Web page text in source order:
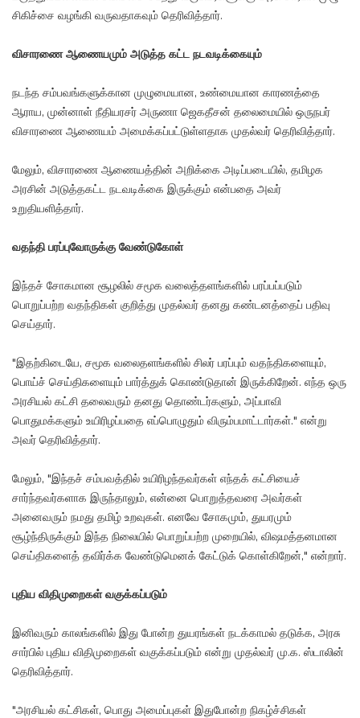
சிகிச்சை வழங்கி வருவதாகவும் தெரிவித்தார்.
விசாரணை ஆணையமும் அடுத்த கட்ட நடவடிக்கையும்
நடந்த சம்பவங்களுக்கான முழுமையான, உண்மையான காரணத்தை
ஆராய, முன்னாள் நீதியரசர் அருணா ஜெகதீசன் தலைமையில் ஒருநபர்
விசாரணை ஆணையம் அமைக்கப்பட்டுள்ளதாக முதல்வர் தெரிவித்தார்.
மேலும், விசாரணை ஆணையத்தின் அறிக்கை அடிப்படையில், தமிழக
அரசின் அடுத்தகட்ட நடவடிக்கை இருக்கும் என்பதை அவர்
உறுதியளித்தார்.
வதந்தி பரப்புவோருக்கு வேண்டுகோள்
இந்தச் சோகமான சூழலில் சமூக வலைத்தளங்களில் பரப்பப்படும்
பொறுப்பற்ற வதந்திகள் குறித்து முதல்வர் தனது கண்டனத்தைப் பதிவு
செய்தார்.
"இதற்கிடையே, சமூக வலைதளங்களில் சிலர் பரப்பும் வதந்திகளையும்,
பொய்ச் செய்திகளையும் பார்த்துக் கொண்டுதான் இருக்கிறேன். எந்த ஒரு
அரசியல் கட்சி தலைவரும் தனது தொண்டர்களும், அப்பாவி
பொதுமக்களும் உயிரிழப்பதை எப்பொழுதும் விரும்பமாட்டார்கள்." என்று
அவர் தெரிவித்தார்.
மேலும், "இந்தச் சம்பவத்தில் உயிரிழந்தவர்கள் எந்தக் கட்சியைச்
சார்ந்தவர்களாக இருந்தாலும், என்னை பொறுத்தவரை அவர்கள்
அனைவரும் நமது தமிழ் உறவுகள். எனவே சோகமும், துயரமும்
சூழ்ந்திருக்கும் இந்த நிலையில் பொறுப்பற்ற முறையில், விஷமத்தனமான
செய்திகளைத் தவிர்க்க வேண்டுமெனக் கேட்டுக் கொள்கிறேன்," என்றார்.
புதிய விதிமுறைகள் வகுக்கப்படும்
இனிவரும் காலங்களில் இது போன்ற துயரங்கள் நடக்காமல் தடுக்க, அரசு
சார்பில் புதிய விதிமுறைகள் வகுக்கப்படும் என்று முதல்வர் மு.க. ஸ்டாலின்
தெரிவித்தார்.
"அரசியல் கட்சிகள், பொது அமைப்புகள் இதுபோன்ற நிகழ்ச்சிகள்